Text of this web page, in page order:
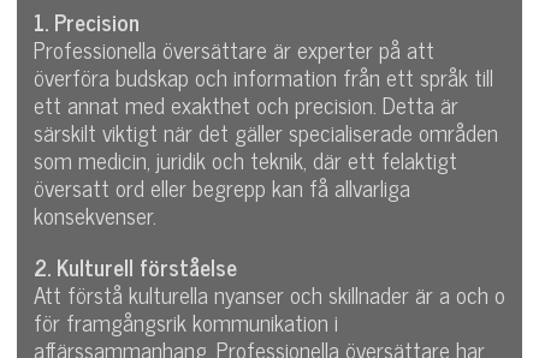
1. Precision
Professionella översättare är experter på att
överföra budskap och information från ett språk till
ett annat med exakthet och precision. Detta är
särskilt viktigt när det gäller specialiserade områden
som medicin, juridik och teknik, där ett felaktigt
översatt ord eller begrepp kan få allvarliga
konsekvenser.
2. Kulturell förståelse
Att förstå kulturella nyanser och skillnader är a och o
för framgångsrik kommunikation i
affärssammanhang. Professionella översättare har